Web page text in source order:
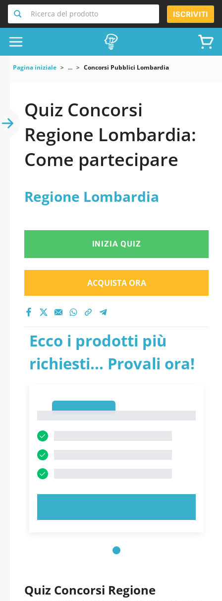
Ricerca del prodotto ISCRIVITI
Pagina iniziale ... Concorsi Pubblici Lombardia
Quiz Concorsi
Regione Lombardia:
Come partecipare
Regione Lombardia
INIZIA QUIZ
ACQUISTA ORA
Ecco i prodotti più
richiesti... Provali ora!
Quiz Concorsi Regione